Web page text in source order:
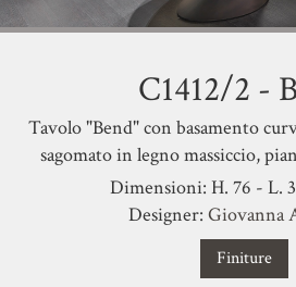
C1412/2 -
Tavolo "Bend" con basamento
sagomato in legno massiccio,
Dimensioni: H. 76 - L.
Designer: Giovanna
Finiture